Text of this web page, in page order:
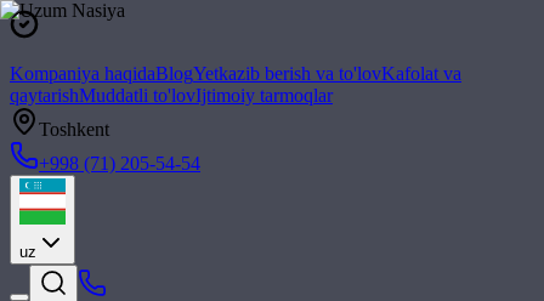
Kompaniya haqidaBlogYetkazib berish va to'lovKafolat va
qaytarishMuddatli to'lovIjtimoiy tarmoqlar
Toshkent
+998 (71) 205-54-54
uz